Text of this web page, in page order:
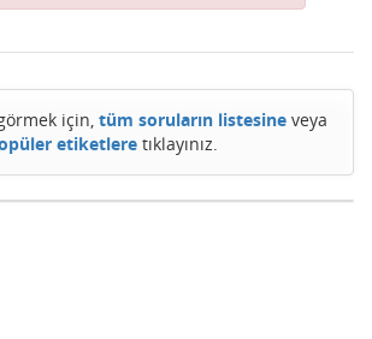
için, tüm soruların listesine veya
etiketlere tıklayınız.